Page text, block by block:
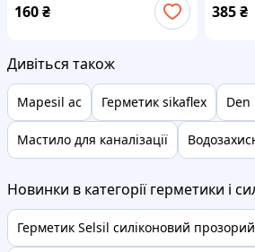
160₴ 385₴
Дивіться також
Mapesil ac Герметик sikaflex Den
Мастило для каналізації
Новинки в категорії герметики і
Герметик Selsil силіконовий